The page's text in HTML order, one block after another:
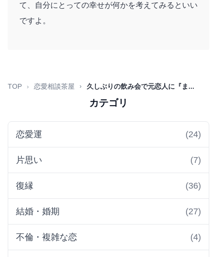
て、自分にとっての幸せが何かを考えてみるといい
ですよ。
TOP 恋愛相談茶屋 久しぶりの飲み会で元恋人に『ま...
カテゴリ
恋愛運 (24)
片思い (7)
復縁 (36)
結婚・婚期 (27)
不倫・複雑な恋 (4)